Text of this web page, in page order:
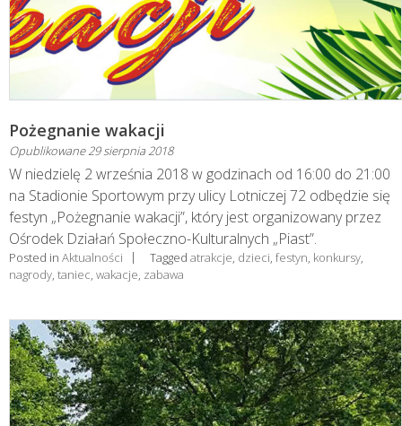
Pożegnanie wakacji
Opublikowane29 sierpnia 2018
W niedzielę 2 września 2018 w godzinach od 16:00 do 21:00
na Stadionie Sportowym przy ulicy Lotniczej 72 odbędzie się
festyn „Pożegnanie wakacji”, który jest organizowany przez
Ośrodek Działań Społeczno-Kulturalnych „Piast”.
Posted in Aktualności Tagged atrakcje, dzieci, festyn, konkursy,
nagrody, taniec, wakacje, zabawa